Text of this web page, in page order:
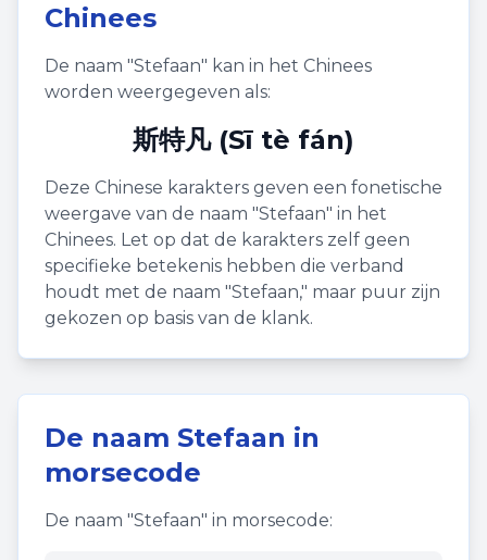
Chinees
De naam "Stefaan" kan in het Chinees
worden weergegeven als:
斯特凡 (Sī tè fán)
Deze Chinese karakters geven een fonetische
weergave van de naam "Stefaan" in het
Chinees. Let op dat de karakters zelf geen
specifieke betekenis hebben die verband
houdt met de naam "Stefaan," maar puur zijn
gekozen op basis van de klank.
De naam Stefaan in
morsecode
De naam "Stefaan" in morsecode: